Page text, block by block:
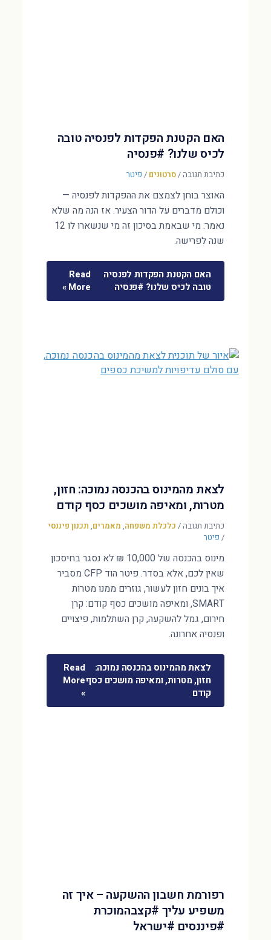
האם הקטנת הפקדות לפנסיה טובה
לכיס שלנו? #פנסיה
כתיבת תגובה/סרטונים / פיטר
האוצר בוחן לצמצם את ההפקדות לפנסיה —
וכולם מדברים על הדור הצעיר. אז הנה מה שלא
נאמר: מי שבאמת בסיכון זה מי שנשארו לו 12
שנה לפרישה.
האם הקטנת הפקדות לפנסיה
טובה לכיס שלנו? #פנסיה
Read
More »
לצאת מהמינוס בהכנסה נמוכה: חזון,
מטרות, ומאיפה מושכים כסף קודם
כתיבת תגובה/ כלכלת משפחה, מאמרים, תכנון פיננסי
/ פיטר
מינוס בהכנסה של 10,000 ₪ לא נסגר בחיסכון
שאין לכם, אלא בסדר. פיטר הוד CFP מסביר
איך בונים חזון לעשור, גוזרים ממנו מטרות
SMART, ומאיפה מושכים כסף קודם: קרן
חירום, גמל להשקעה, קרן השתלמות, פיצויים
ופנסיה אחרונה.
לצאת מהמינוס בהכנסה נמוכה:
חזון, מטרות, ומאיפה מושכים כסף
קודם
Read
More
»
רפורמת חשבון ההשקעה – איך זה
משפיע עליך #קצבהמוכרת
#פיננסים #ישראל